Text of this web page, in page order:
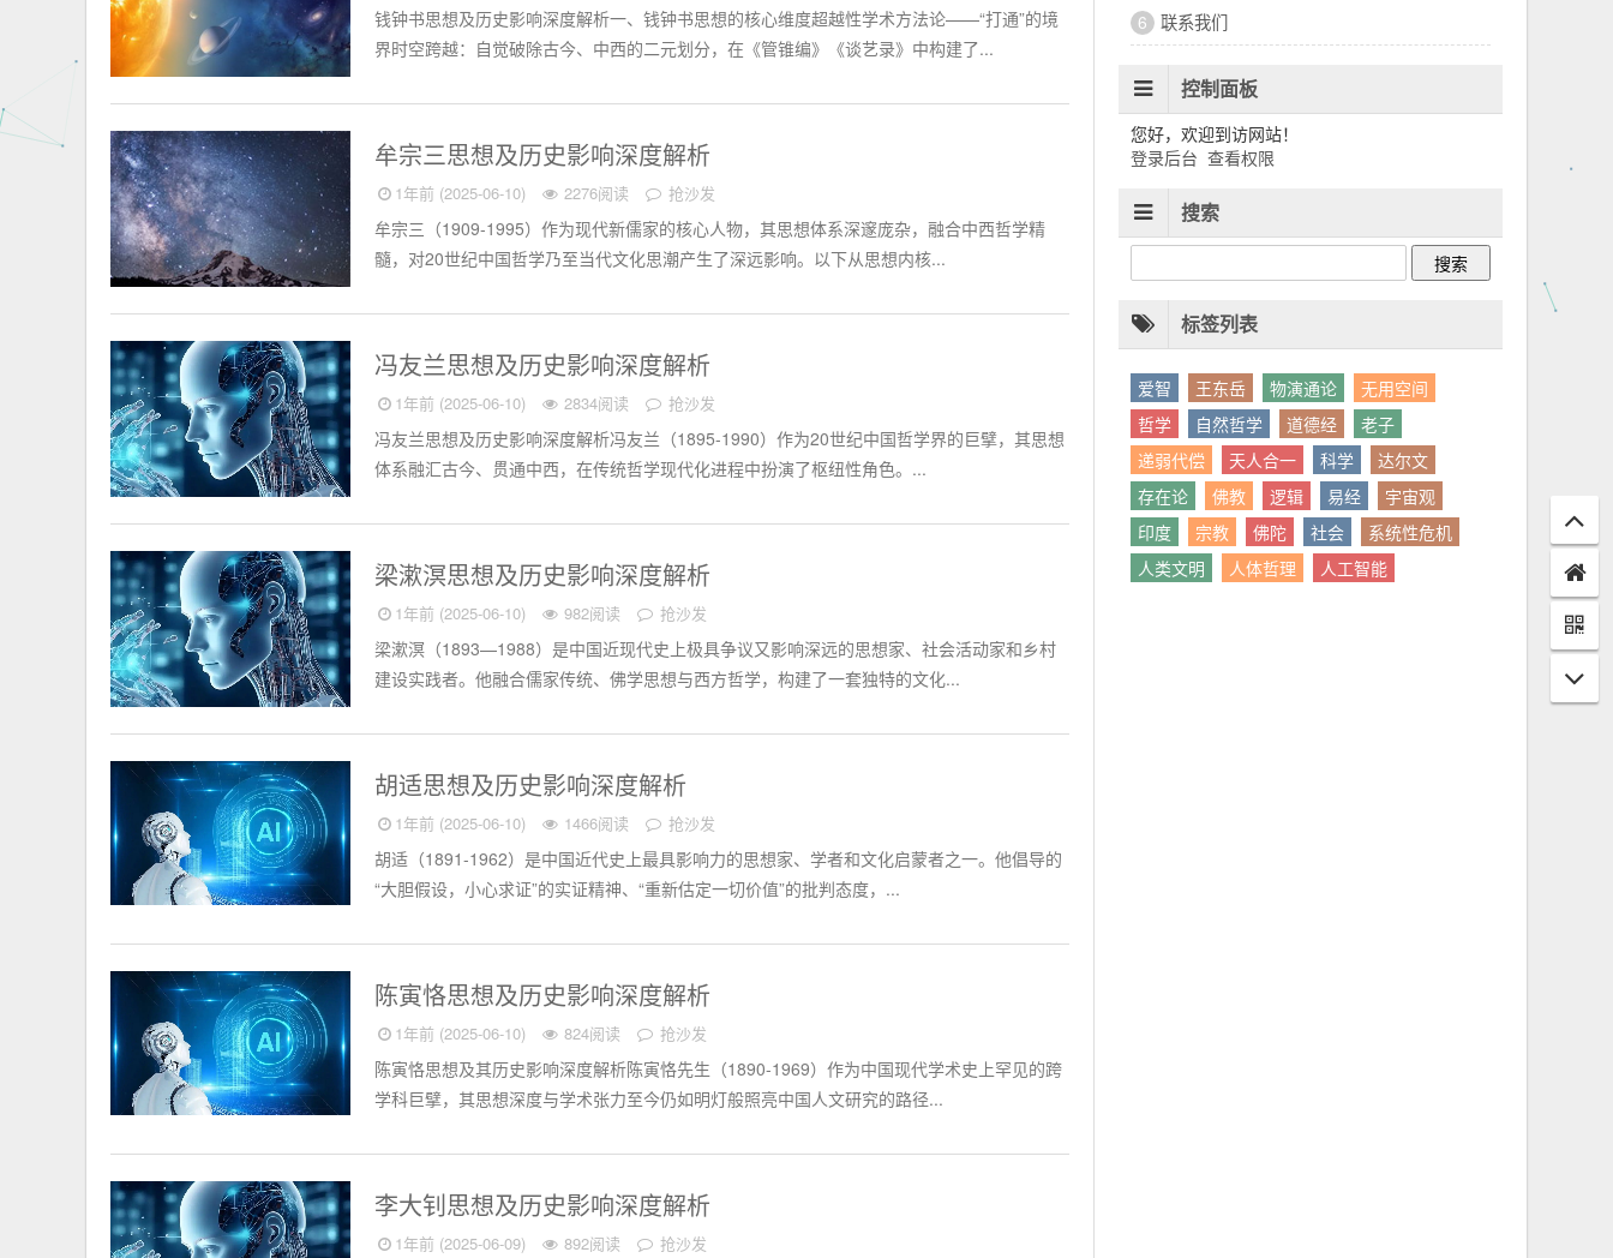
钱钟书思想及历史影响深度解析一、钱钟书思想的核心维度超越性学术方法论——“打通”的境
界时空跨越：自觉破除古今、中西的二元划分，在《管锥编》《谈艺录》中构建了...
中国名人 牟宗三思想及历史影响深度解析
1年前 (2025-06-10) 2276阅读 抢沙发
牟宗三（1909-1995）作为现代新儒家的核心人物，其思想体系深邃庞杂，融合中西哲学精
髓，对20世纪中国哲学乃至当代文化思潮产生了深远影响。以下从思想内核...
中国名人 冯友兰思想及历史影响深度解析
1年前 (2025-06-10) 2834阅读 抢沙发
冯友兰思想及历史影响深度解析冯友兰（1895-1990）作为20世纪中国哲学界的巨擘，其思想
体系融汇古今、贯通中西，在传统哲学现代化进程中扮演了枢纽性角色。...
中国名人 梁漱溟思想及历史影响深度解析
1年前 (2025-06-10) 982阅读 抢沙发
梁漱溟（1893—1988）是中国近现代史上极具争议又影响深远的思想家、社会活动家和乡村
建设实践者。他融合儒家传统、佛学思想与西方哲学，构建了一套独特的文化...
中国名人 胡适思想及历史影响深度解析
1年前 (2025-06-10) 1466阅读 抢沙发
胡适（1891-1962）是中国近代史上最具影响力的思想家、学者和文化启蒙者之一。他倡导的
“大胆假设，小心求证”的实证精神、“重新估定一切价值”的批判态度，...
中国名人 陈寅恪思想及历史影响深度解析
1年前 (2025-06-10) 824阅读 抢沙发
陈寅恪思想及其历史影响深度解析陈寅恪先生（1890-1969）作为中国现代学术史上罕见的跨
学科巨擘，其思想深度与学术张力至今仍如明灯般照亮中国人文研究的路径...
中国名人 李大钊思想及历史影响深度解析
1年前 (2025-06-09) 892阅读 抢沙发
6 联系我们
控制面板
您好，欢迎到访网站！
登录后台 查看权限
搜索
标签列表
爱智 王东岳 物演通论
无用空间
哲学
自然哲学 道德经
老子
递弱代偿
天人合一 科学
达尔文
存在论
佛教 逻辑 易经
宇宙观
印度
宗教 佛陀 社会
系统性危机
人类文明
人体哲理 人工智能